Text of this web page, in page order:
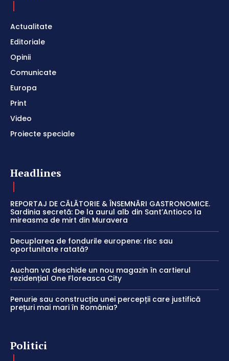
Actualitate
Editoriale
Opinii
Comunicate
Europa
Print
Video
Proiecte speciale
Headlines
REPORTAJ DE CĂLĂTORIE & ÎNSEMNĂRI GASTRONOMICE.
Sardinia secretă: De la aurul alb din Sant’Antioco la
mireasma de mirt din Muravera
Decuplarea de fondurile europene: risc sau
oportunitate ratată?
Auchan va deschide un nou magazin în cartierul
rezidențial One Floreasca City
Penurie sau construcția unei percepții care justifică
prețuri mai mari în România?
Politici